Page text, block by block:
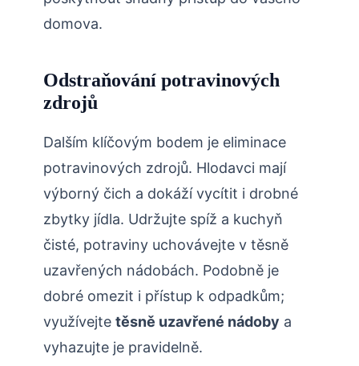
domova.
Odstraňování potravinových
zdrojů
Dalším klíčovým bodem‌ je eliminace
potravinových zdrojů. Hlodavci mají
výborný čich a ​dokáží vycítit i drobné
zbytky ⁣jídla. Udržujte ‌spíž a kuchyň
⁢čisté, potraviny uchovávejte v těsně
uzavřených nádobách. Podobně​ je
dobré omezit i přístup k odpadkům;
využívejte těsně uzavřené nádoby a‌
vyhazujte je pravidelně.